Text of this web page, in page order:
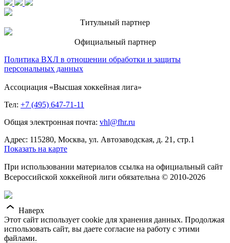
Титульный партнер
Официальный партнер
Политика ВХЛ в отношении обработки и защиты
персональных данных
Ассоциация «Высшая хоккейная лига»
Тел: +7 (495) 647-71-11
Общая электронная почта: vhl@fhr.ru
Адрес: 115280, Москва, ул. Автозаводская, д. 21, стр.1
Показать на карте
При использовании материалов ссылка на официальный сайт
Всероссийской хоккейной лиги обязательна © 2010-2026
Наверх
Этот сайт использует cookie для хранения данных. Продолжая
использовать сайт, вы даете согласие на работу с этими
файлами.